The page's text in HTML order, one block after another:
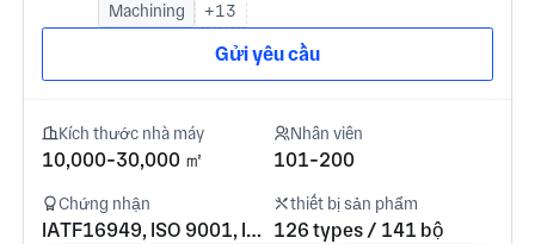
Machining
+13
Gửi yêu cầu
Kích thước nhà máy
10,000-30,000 ㎡
Nhân viên
101-200
Chứng nhận
IATF16949, ISO 9001, ISO 13485, ISO 14001
thiết bị sản phẩm
126 types / 141 bộ